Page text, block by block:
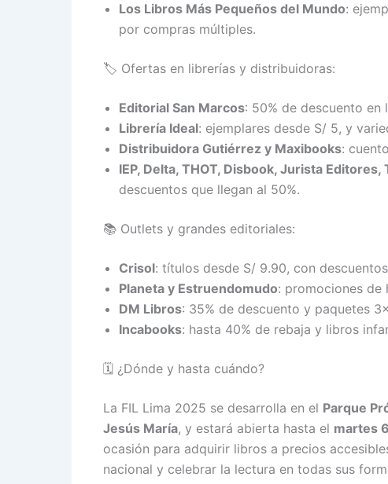
Los Libros Más Pequeños del Mundo:
por compras múltiples.
🏷️ Ofertas en librerías y distribuidoras:
Editorial San Marcos: 50% de descuento en
Librería Ideal: ejemplares desde S/ 5, y
Distribuidora Gutiérrez y Maxibooks:
IEP, Delta, THOT, Disbook, Jurista
descuentos que llegan al 50%.
📚 Outlets y grandes editoriales:
Crisol: títulos desde S/ 9.90, con
Planeta y Estruendomudo: promociones de
DM Libros: 35% de descuento y paquetes
Incabooks: hasta 40% de rebaja y libros
🗓️ ¿Dónde y hasta cuándo?
La FIL Lima 2025 se desarrolla en el Parque
Jesús María, y estará abierta hasta el martes
ocasión para adquirir libros a precios
nacional y celebrar la lectura en todas sus